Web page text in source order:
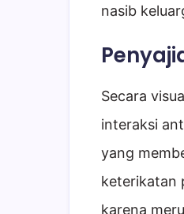
nasib
Secara
interaksi
yang
keterikatan
karena